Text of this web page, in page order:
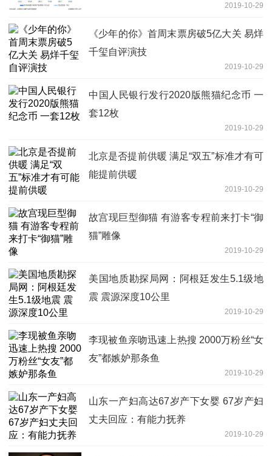
2019-10-29
《少年的你》首周末票房破5亿大关 易烊
千玺自评演技
2019-10-29
中国人民银行发行2020版熊猫纪念币 一
套12枚
2019-10-29
北京是否提前供暖 满足“双五”标准才有可
能提前供暖
2019-10-29
故宫现巨型御猫 有游客专程前来打卡“御
猫”雕像
2019-10-29
美国地质勘探局网：阿根廷发生5.1级地
震 震源深度10公里
2019-10-29
李现被鱼亲吻迅速上热搜 2000万粉丝“女
友”都嫉妒那条鱼
2019-10-29
山东一产妇高达67岁产下女婴 67岁产妇
丈夫回应：有能力抚养
2019-10-29